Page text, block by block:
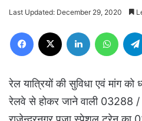
Last Updated: December 29, 2020
Facebook LinkedIn
रेल यात्रियों की सुविधा एवं मांग को
रेलवे से होकर जाने वाली 03288 /